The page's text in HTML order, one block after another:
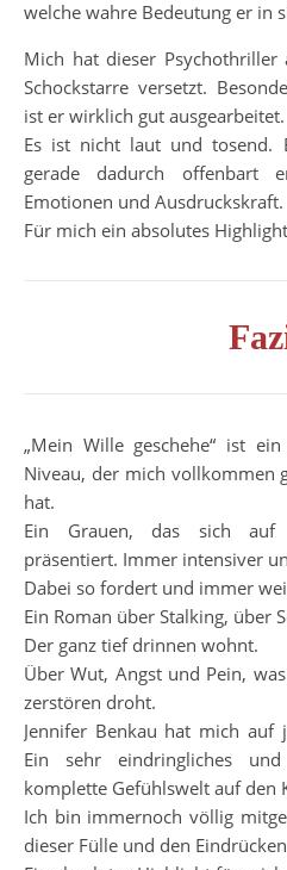
welche wahre Bedeutung er in
Mich hat dieser
Schockstarre versetzt.
ist er wirklich gut ausgearbeitet.
Es ist nicht laut und tosend.
gerade dadurch offenbart
Emotionen und Ausdruckskraft.
Für mich ein absolutes
„Mein Wille geschehe“ ist
Niveau, der mich vollkommen
hat.
Ein Grauen, das sich auf
präsentiert. Immer intensiver
Dabei so fordert und immer
Ein Roman über Stalking, über
Der ganz tief drinnen wohnt.
Über Wut, Angst und Pein,
zerstören droht.
Jennifer Benkau hat mich auf
Ein sehr eindringliches
komplette Gefühlswelt auf den
Ich bin immernoch völlig
dieser Fülle und den